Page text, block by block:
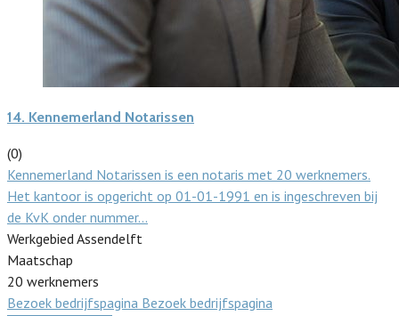
14. Kennemerland Notarissen
(0)
Kennemerland Notarissen is een notaris met 20 werknemers.
Het kantoor is opgericht op 01-01-1991 en is ingeschreven bij
de KvK onder nummer…
Werkgebied Assendelft
Maatschap
20 werknemers
Bezoek bedrijfspagina Bezoek bedrijfspagina